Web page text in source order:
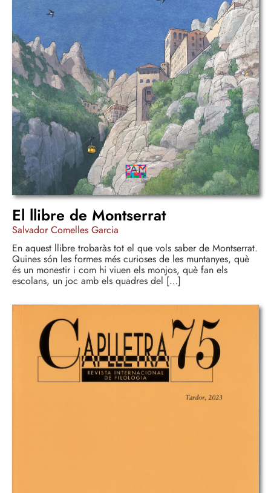
El llibre de Montserrat
Salvador Comelles Garcia
En aquest llibre trobaràs tot el que vols saber de Montserrat.
Quines són les formes més curioses de les muntanyes, què
és un monestir i com hi viuen els monjos, què fan els
escolans, un joc amb els quadres del […]